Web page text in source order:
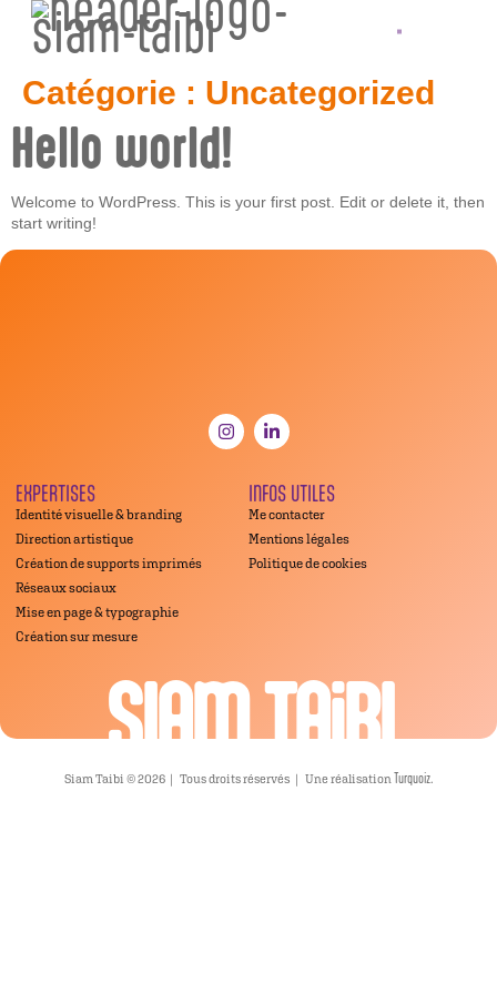
Catégorie : Uncategorized
Hello world!
Welcome to WordPress. This is your first post. Edit or delete it, then
start writing!
EXPERTISES
Identité visuelle & branding
Direction artistique
Création de supports imprimés
Réseaux sociaux
Mise en page & typographie
Création sur mesure
INFOS UTILES
Me contacter
Mentions légales
Politique de cookies
SIAM TAiBI
Siam Taibi © 2026｜ Tous droits réservés｜ Une réalisation Turquoiz.